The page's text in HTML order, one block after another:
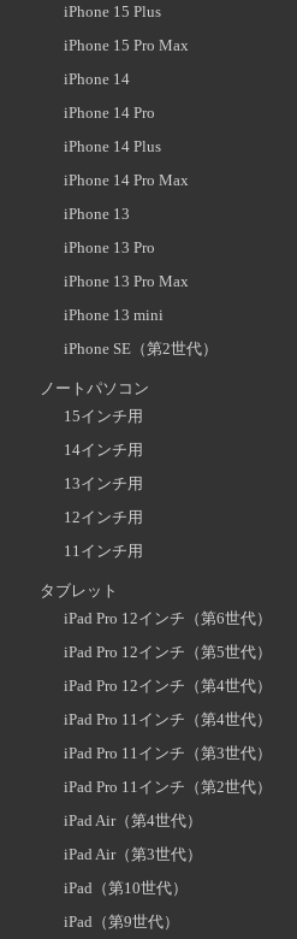
iPhone 15 Plus
iPhone 15 Pro Max
iPhone 14
iPhone 14 Pro
iPhone 14 Plus
iPhone 14 Pro Max
iPhone 13
iPhone 13 Pro
iPhone 13 Pro Max
iPhone 13 mini
iPhone SE（第2世代）
ノートパソコン
15インチ用
14インチ用
13インチ用
12インチ用
11インチ用
タブレット
iPad Pro 12インチ（第6世代）
iPad Pro 12インチ（第5世代）
iPad Pro 12インチ（第4世代）
iPad Pro 11インチ（第4世代）
iPad Pro 11インチ（第3世代）
iPad Pro 11インチ（第2世代）
iPad Air（第4世代）
iPad Air（第3世代）
iPad（第10世代）
iPad（第9世代）